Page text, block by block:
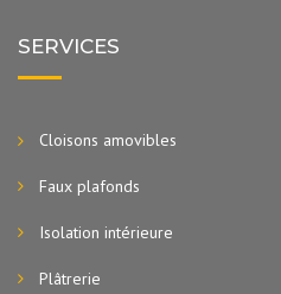
SERVICES
Cloisons amovibles
Faux plafonds
Isolation intérieure
Plâtrerie